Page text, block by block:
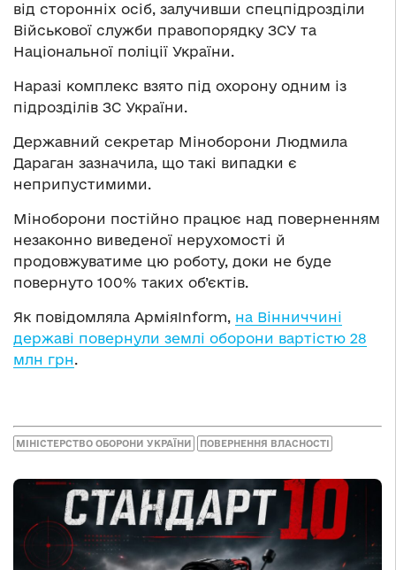
від сторонніх осіб, залучивши спецпідрозділи
Військової служби правопорядку ЗСУ та
Національної поліції України.
Наразі комплекс взято під охорону одним із
підрозділів ЗС України.
Державний секретар Міноборони Людмила
Дараган зазначила, що такі випадки є
неприпустимими.
Міноборони постійно працює над поверненням
незаконно виведеної нерухомості й
продовжуватиме цю роботу, доки не буде
повернуто 100% таких об’єктів.
Як повідомляла АрміяInform, на Вінниччині
державі повернули землі оборони вартістю 28
млн грн.
МІНІСТЕРСТВО ОБОРОНИ УКРАЇНИ ПОВЕРНЕННЯ ВЛАСНОСТІ